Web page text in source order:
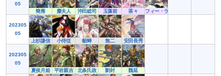
05
簡雍
麋夫人 沖田総司 玉藻前 茶々 フィー・ラプンツェル
202305
05
上杉謙信
小侍従 貂蝉 無二 安田長秀
202305
05
夏侯月姫
平岩親吉 北条氏政 劉封 魏延